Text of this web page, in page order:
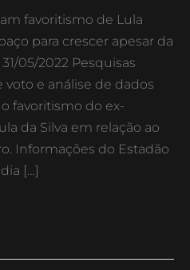
favoritismo de Lula
para crescer apesar da
05/2022 Pesquisas
e análise de dados
favoritismo do ex-
da Silva em relação ao
Informações do Estadão
[…]